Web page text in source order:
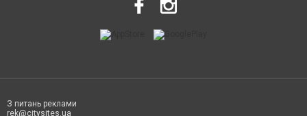
З питань реклами
rek@citysites.ua